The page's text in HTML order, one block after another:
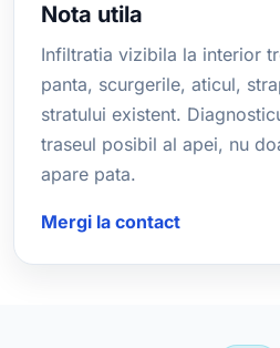
Nota utila
Infiltratia vizibila la interior
panta, scurgerile, aticul,
stratului existent.
traseul posibil al apei, nu
apare pata.
Mergi la contact